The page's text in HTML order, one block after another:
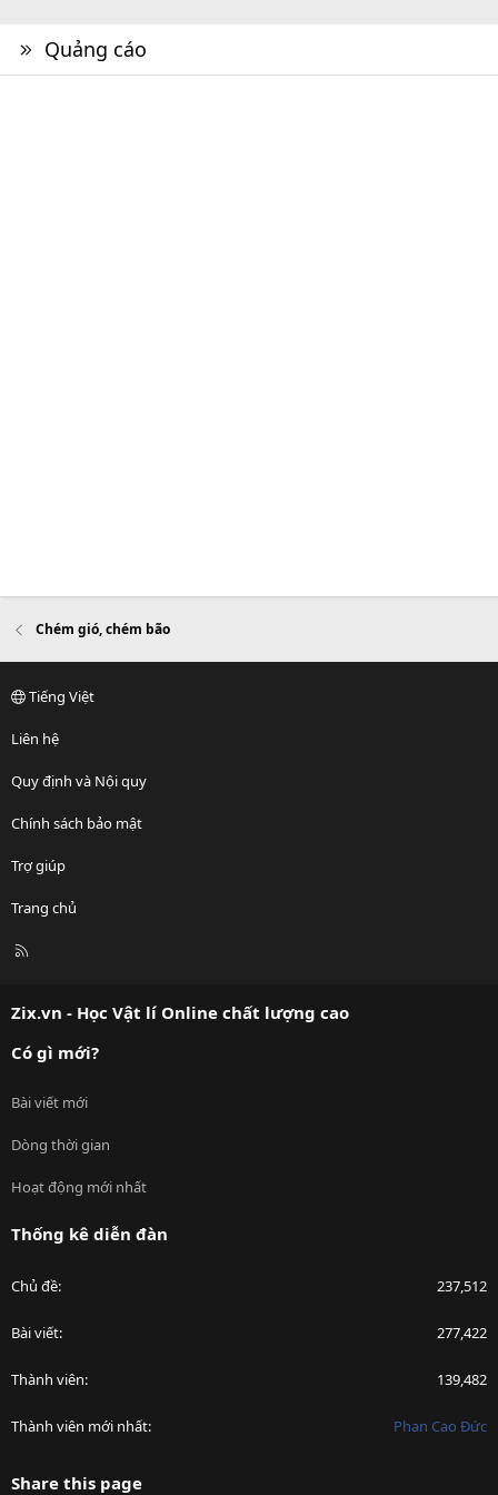
Quảng cáo
Chém gió, chém bão
Tiếng Việt
Liên hệ
Quy định và Nội quy
Chính sách bảo mật
Trợ giúp
Trang chủ
R
Zix.vn - Học Vật lí Online chất lượng cao
Có gì mới?
Bài viết mới
Dòng thời gian
Hoạt động mới nhất
Thống kê diễn đàn
Chủ đề 237,512
Bài viết 277,422
Thành viên 139,482
Thành viên mới nhất Phan Cao Đức
Share this page